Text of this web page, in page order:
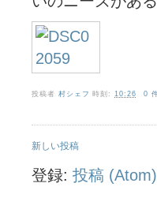
投稿者 村シェフ 時刻: 10:26 0
新しい投稿
登録: 投稿 (Atom)